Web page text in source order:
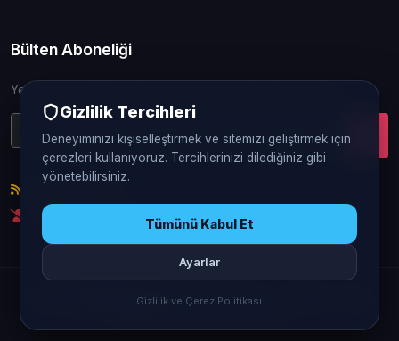
Bülten Aboneliği
Yeniliklerden ve güncellemelerden ilk siz haberdar olun.
Abonelikten Çık
FlatRadyo.Com- Flatcast Radyo - Sohbet - Canlı
Gizlilik Tercihleri
Deneyiminizi kişiselleştirmek ve sitemizi geliştirmek için
çerezleri kullanıyoruz. Tercihlerinizi dilediğiniz gibi
yönetebilirsiniz.
Tümünü Kabul Et
Ayarlar
Gizlilik ve Çerez Politikası